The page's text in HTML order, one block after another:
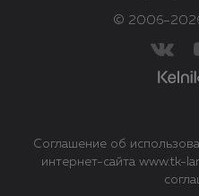
©
Соглашение об
интернет-сайта www.tk-